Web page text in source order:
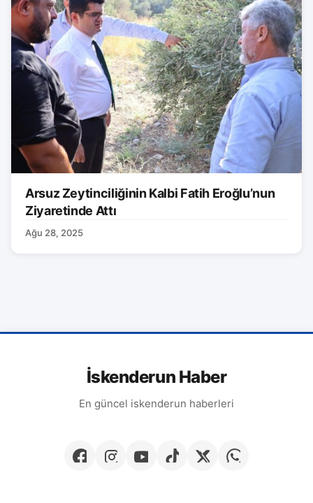
Arsuz Zeytinciliğinin Kalbi Fatih Eroğlu’nun
Ziyaretinde Attı
Ağu 28, 2025
İskenderun Haber
En güncel iskenderun haberleri